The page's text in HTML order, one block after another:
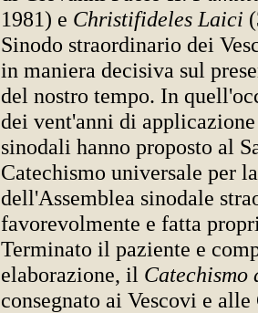
1981) e Christifideles Laici
Sinodo straordinario dei
in maniera decisiva sul
del nostro tempo. In
dei vent'anni di
sinodali hanno proposto al
Catechismo universale per
dell'Assemblea sinodale
favorevolmente e fatta
Terminato il paziente e
elaborazione, il
consegnato ai Vescovi e